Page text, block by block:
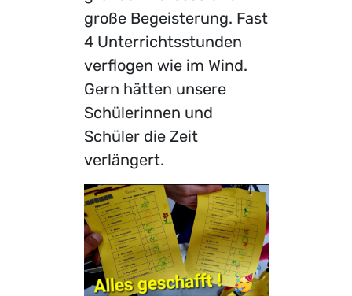
große Begeisterung. Fast
4 Unterrichtsstunden
verflogen wie im Wind.
Gern hätten unsere
Schülerinnen und
Schüler die Zeit
verlängert.